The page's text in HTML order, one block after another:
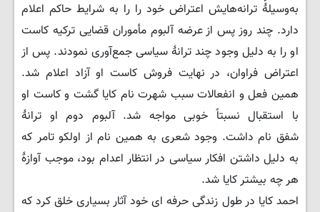
به‌وسیلهٔٔ ترانه‌هایش اعتراض خود را را به شرایط حاکم اعلام
دارد. چند روز پس از عرضه آلبوم مأموران قضایی ترکیه کاست
او را به دلیل وجود چند ترانهٔ سیاسی جمع‌آوری نمودند. پس از
اعتراض فراوان، در نهایت فروش کاست او آزاد اعلام شد.
همین فعل و انفعالات سبب شهرت نام کایا گشت و کاست او
با استقبال نسبتاً خوبی مواجه شد. آلبوم دوم او ترانهٔ
شفق نام داشت. وجود شعری به همین نام از اولکو تامر که
به دلیل داشتن افکار سیاسی در انتظار اعدام بود، موجب آوازهٔ
هر چه بیشتر کایا شد.
احمد کایا در طول زندگی حرفه ای خود آثار بسیاری خلق کرد که